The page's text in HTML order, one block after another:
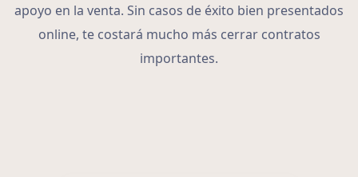
apoyo en la venta. Sin casos de éxito bien presentados
online, te costará mucho más cerrar contratos
importantes.